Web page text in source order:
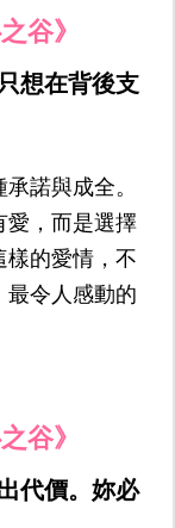
谷》
想在背後支
諾與成全。
愛，而是選擇
樣的愛情，不
最令人感動的
谷》
代價。妳必